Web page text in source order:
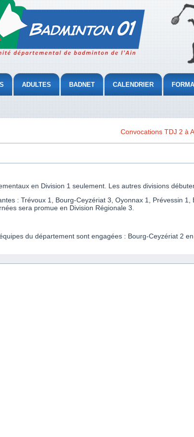
ADULTES BADNET CALENDRIER
Convocations TDJ 2 à
en Division 1 seulement. Les autres divisions
: Trévoux 1, Bourg-Ceyzériat 3, Oyonnax 1, Prévessin 1,
sera promue en Division Régionale 3.
du département sont engagées : Bourg-Ceyzériat 2